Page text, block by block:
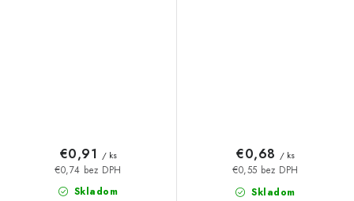
Skladom
€0,74 bez DPH
€0,91 / ks
Skladom
€0,55 bez DPH
€0,68 / ks